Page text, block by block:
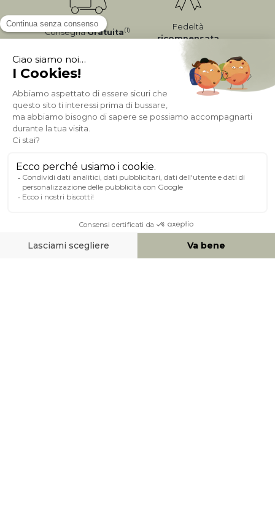
ConsegnaGratuita(1)
Fedeltà
ricompensata
Pagamento sicuro
A PROPOSITO DI MILIBOO
AIUTO & CONTATTO